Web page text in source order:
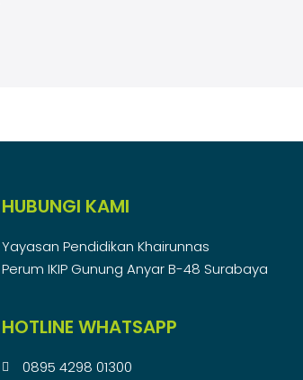
HUBUNGI KAMI
Yayasan Pendidikan Khairunnas
Perum IKIP Gunung Anyar B-48 Surabaya
HOTLINE WHATSAPP
0895 4298 01300